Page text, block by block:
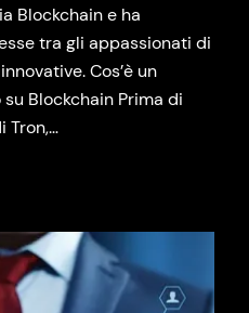
Blockchain e ha
tra gli appassionati di
Cos’è un
Blockchain Prima di
Tron,…